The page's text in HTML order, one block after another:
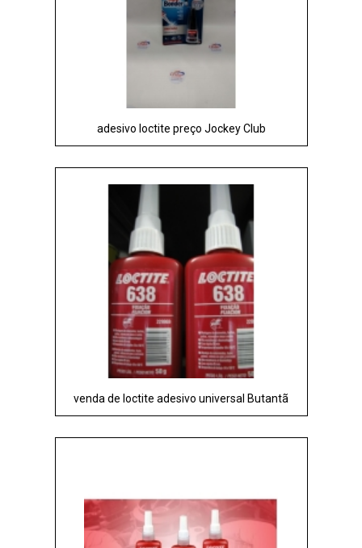
adesivo loctite preço Jockey Club
venda de loctite adesivo universal Butantã